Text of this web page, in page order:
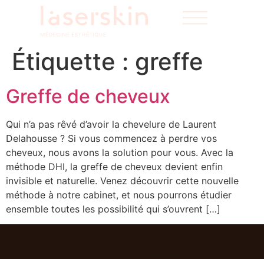
Étiquette : greffe
Greffe de cheveux
Qui n’a pas rêvé d’avoir la chevelure de Laurent
Delahousse ? Si vous commencez à perdre vos
cheveux, nous avons la solution pour vous. Avec la
méthode DHI, la greffe de cheveux devient enfin
invisible et naturelle. Venez découvrir cette nouvelle
méthode à notre cabinet, et nous pourrons étudier
ensemble toutes les possibilité qui s’ouvrent […]